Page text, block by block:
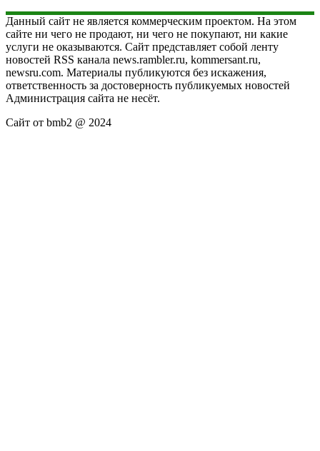
Данный сайт не является коммерческим проектом. На этом
сайте ни чего не продают, ни чего не покупают, ни какие
услуги не оказываются. Сайт представляет собой ленту
новостей RSS канала news.rambler.ru, kommersant.ru,
newsru.com. Материалы публикуются без искажения,
ответственность за достоверность публикуемых новостей
Администрация сайта не несёт.
Сайт от bmb2 @ 2024